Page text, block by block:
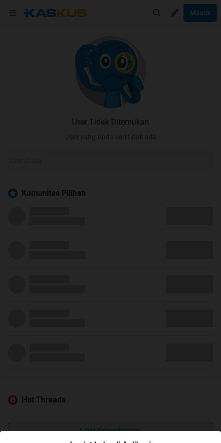
Masuk
User Tidak Ditemukan
User yang Anda cari tidak ada
Komunitas Pilihan
Hot Threads
Lihat Selengkapnya